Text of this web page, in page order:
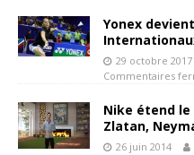
Yonex
29 octobre 2017
Commentaires
Nike étend le
Zlatan,
26 juin 2014